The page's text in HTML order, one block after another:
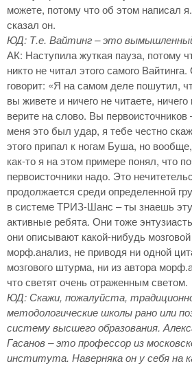
можете, потому что об этом написал
сказал он.
ЮД: Т.е. Вайтинг – это
АК: Наступила жуткая пауза, потому
никто не читал этого самого
говорит: «Я на самом деле пошутил,
вы живете и ничего не читаете,
верите на слово. Вы первоисточников
меня это был удар, я тебе честно
этого припал к ногам Буша, но
как-то я на этом примере понял, что
первоисточники надо. Это
продолжается среди определенной
в системе ТРИЗ-Шанс – ты знаешь
активные ребята. Они тоже
они описывают какой-нибудь
морф.анализ, не приводя ни одной
мозгового штурма, ни из автора
что светят очень отраженным светом.
ЮД: Скажи, пожалуйста,
методологические школы рано или
систему высшего образования.
Гасанов – это профессор из
института. Наверняка он у себя на